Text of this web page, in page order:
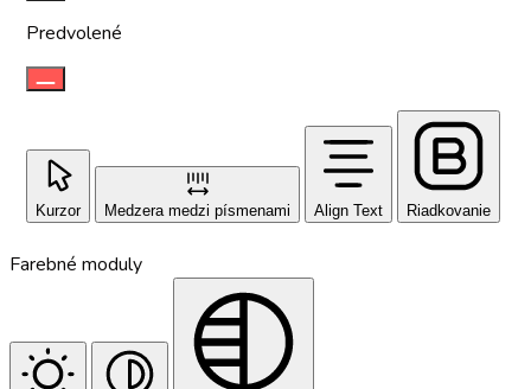
Predvolené
Kurzor Medzera medzi písmenami Align Text Riadkovanie
Farebné moduly